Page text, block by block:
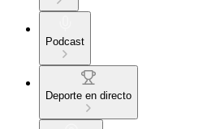
Podcast
Deporte en directo